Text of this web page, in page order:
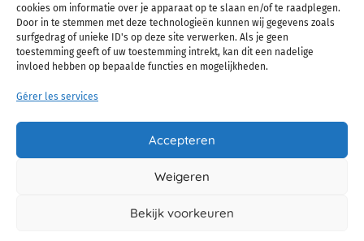
cookies om informatie over je apparaat op te slaan en/of te raadplegen.
Door in te stemmen met deze technologieën kunnen wij gegevens zoals
surfgedrag of unieke ID's op deze site verwerken. Als je geen
toestemming geeft of uw toestemming intrekt, kan dit een nadelige
invloed hebben op bepaalde functies en mogelijkheden.
Gérer les services
Accepteren
Weigeren
Bekijk voorkeuren